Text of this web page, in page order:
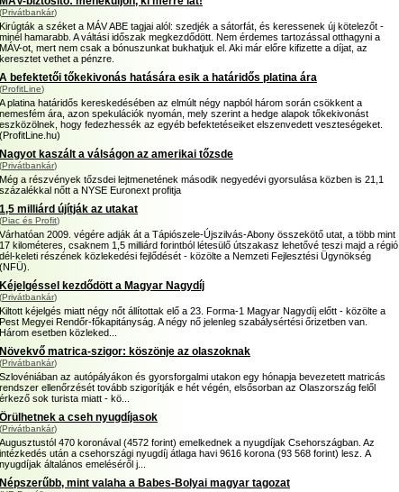
(Privátbankár)
Kirúgták a széket a MÁV ABE tagjai alól: szedjék a sátorfát, és keressenek új kötelezőt -
minél hamarabb. A váltási időszak megkezdődött. Nem érdemes tartozással otthagyni a
MÁV-ot, mert nem csak a bónuszunkat bukhatjuk el. Aki már előre kifizette a díjat, az
keresztet vethet a pénzre.
A befektetői tőkekivonás hatására esik a határidős platina ára
(ProfitLine)
A platina határidős kereskedésében az elmúlt négy napból három során csökkent a
nemesfém ára, azon spekulációk nyomán, mely szerint a hedge alapok tőkekivonást
eszközölnek, hogy fedezhessék az egyéb befektetéseiket elszenvedett veszteségeket.
(ProfitLine.hu)
Nagyot kaszált a válságon az amerikai tőzsde
(Privátbankár)
Még a részvények tőzsdei lejtmenetének második negyedévi gyorsulása közben is 21,1
százalékkal nőtt a NYSE Euronext profitja
1,5 milliárd újítják az utakat
(Piac és Profit)
Várhatóan 2009. végére adják át a Tápiószele-Újszilvás-Abony összekötő utat, a több mint
17 kilométeres, csaknem 1,5 milliárd forintból létesülő útszakasz lehetővé teszi majd a régió
dél-keleti részének közlekedési fejlődését - közölte a Nemzeti Fejlesztési Ügynökség
(NFÜ).
Kéjelgéssel kezdődött a Magyar Nagydíj
(Privátbankár)
Kiltott kéjelgés miatt négy nőt állítottak elő a 23. Forma-1 Magyar Nagydíj előtt - közölte a
Pest Megyei Rendőr-főkapitányság. A négy nő jelenleg szabálysértési őrizetben van.
Három esetben közleked...
Növekvő matrica-szigor: köszönje az olaszoknak
(Privátbankár)
Szlovéniában az autópályákon és gyorsforgalmi utakon egy hónapja bevezetett matricás
rendszer ellenőrzését tovább szigorítják e hét végén, elsősorban az Olaszország felől
érkező sok turista miatt - kö...
Örülhetnek a cseh nyugdíjasok
(Privátbankár)
Augusztustól 470 koronával (4572 forint) emelkednek a nyugdíjak Csehországban. Az
intézkedés után a csehországi nyugdíj átlaga havi 9616 korona (93 568 forint) lesz. A
nyugdíjak általános emeléséről j...
Népszerűbb, mint valaha a Babes-Bolyai magyar tagozat